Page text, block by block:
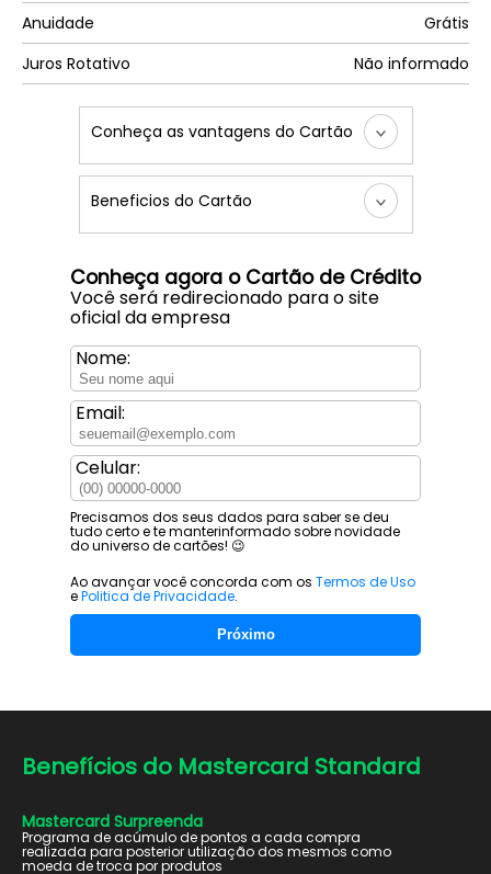
Anuidade
Grátis
Juros Rotativo
Não informado
Conheça as vantagens do Cartão
Beneficios do Cartão
Conheça agora o Cartão de Crédito
Você será redirecionado para o site
oficial da empresa
Nome:
Email:
Celular:
Precisamos dos seus dados para saber se deu
tudo certo e te manterinformado sobre novidade
do universo de cartões! 😉
Ao avançar você concorda com os Termos de Uso
ePolitica de Privacidade.
Próximo
Benefícios do Mastercard Standard
Mastercard Surpreenda
Programa de acúmulo de pontos a cada compra
realizada para posterior utilização dos mesmos como
moeda de troca por produtos